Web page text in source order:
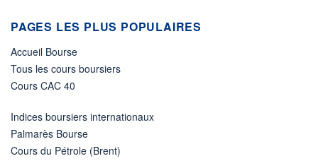
PAGES LES PLUS POPULAIRES
Accueil Bourse
Tous les cours boursiers
Cours CAC 40
Indices boursiers internationaux
Palmarès Bourse
Cours du Pétrole (Brent)